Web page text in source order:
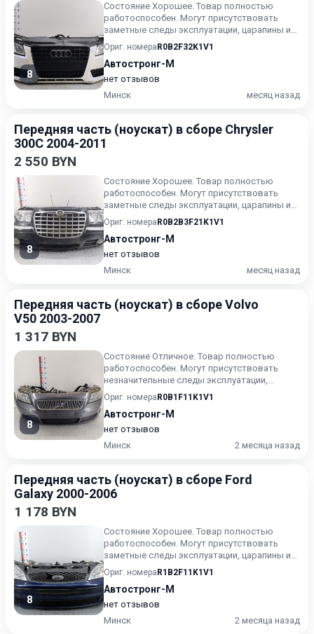
8
Состояние Хорошее. Товар полностью
работоспособен. Могут присутствовать
заметные следы эксплуатации, царапины и/
или износ. Товар может испол...
Ориг. номера R0B2F32K1V1
Автостронг-М
нет отзывов
Минск
месяц назад
Передняя часть (ноускат) в сборе Chrysler
300C 2004-2011
2 550 BYN
8
Состояние Хорошее. Товар полностью
работоспособен. Могут присутствовать
заметные следы эксплуатации, царапины и/
или износ. Товар может испол...
Ориг. номера R0B2B3F21K1V1
Автостронг-М
нет отзывов
Минск
месяц назад
Передняя часть (ноускат) в сборе Volvo
V50 2003-2007
1 317 BYN
8
Состояние Отличное. Товар полностью
работоспособен. Могут присутствовать
незначительные следы эксплуатации,
царапины на лакокрасочном покрыт...
Ориг. номера R0B1F11K1V1
Автостронг-М
нет отзывов
Минск
2 месяца назад
Передняя часть (ноускат) в сборе Ford
Galaxy 2000-2006
1 178 BYN
8
Состояние Хорошее. Товар полностью
работоспособен. Могут присутствовать
заметные следы эксплуатации, царапины и/
или износ. Товар может испол...
Ориг. номера R1B2F11K1V1
Автостронг-М
нет отзывов
Минск
2 месяца назад